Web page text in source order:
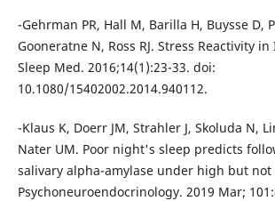
-Gehrman PR, Hall M, Barilla H, Buysse D,
Gooneratne N, Ross RJ. Stress Reactivity
Sleep Med. 2016;14(1):23-33. doi:
10.1080/15402002.2014.940112.
-Klaus K, Doerr JM, Strahler J, Skoluda N,
Nater UM. Poor night's sleep predicts
salivary alpha-amylase under high but not
Psychoneuroendocrinology. 2019 Mar;